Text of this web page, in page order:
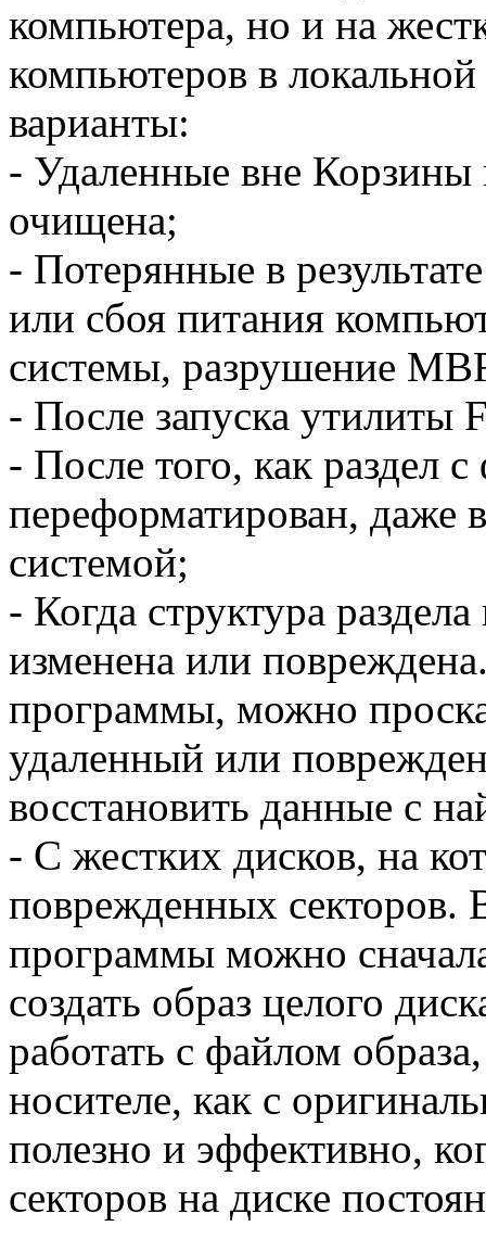
компьютера, но и на
компьютеров в
варианты:
- Удаленные вне Корзины
очищена;
- Потерянные в
или сбоя питания
системы, разрушение
- После запуска утилиты
- После того, как раздел
переформатирован, даже
системой;
- Когда структура
изменена или
программы, можно
удаленный или
восстановить данные с
- С жестких дисков, на
поврежденных
программы можно
создать образ целого
работать с файлом
носителе, как с
полезно и эффективно,
секторов на диске